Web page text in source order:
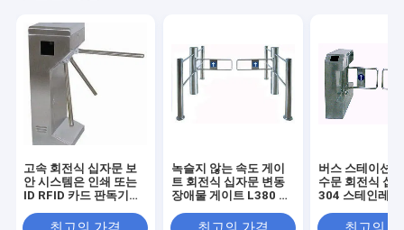
고속 회전식 십자문 보
안 시스템은 인쇄 또는
ID RFID 카드 판독기를
녹슬지 않는 속도 게이
트 회전식 십자문 변동
장애물 게이트 L380 Ｘ
버스 스테이션
수문 회전식 십
304 스테인레스